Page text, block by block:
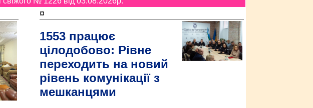
¤
1553 працює
цілодобово: Рівне
переходить на новий
рівень комунікації з
мешканцями